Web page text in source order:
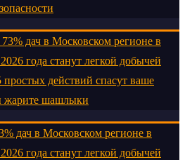
дач в Московском регионе в
года станут легкой добычей
действий спасут ваше
жарите шашлыки
дач в Московском регионе в
года станут легкой добычей